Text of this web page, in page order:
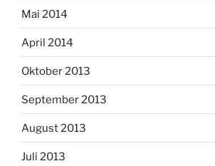
Mai 2014
April 2014
Oktober 2013
September 2013
August 2013
Juli 2013